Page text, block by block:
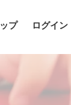
プ ログイン